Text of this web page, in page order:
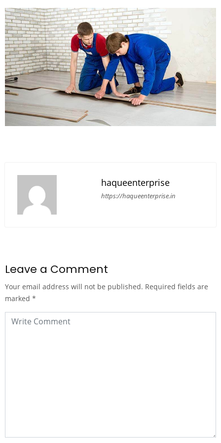
haqueenterprise
https://haqueenterprise.in
Leave a Comment
Your email address will not be published. Required fields are
marked *